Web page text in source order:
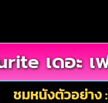
เดอะ
ชมหนังตัวอย่าง